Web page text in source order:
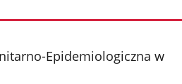
Epidemiologiczna w